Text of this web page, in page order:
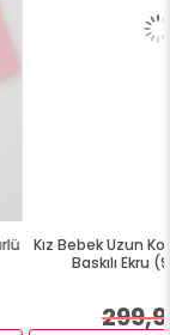
Kollu Tişört Kedicik
Ekru (9 Ay-3 Yaş)